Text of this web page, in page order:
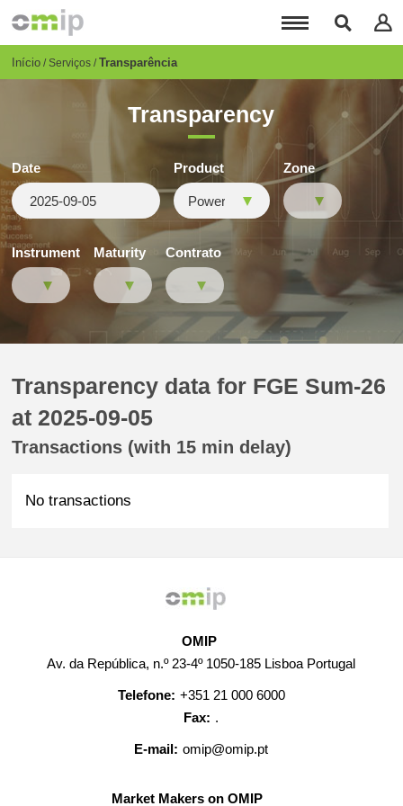
para
conteúdo
Breadcrumb
Início Serviços Transparência
Transparency
Date Product Zone
Instrument Maturity Contrato
Transparency data for FGE Sum-26
at 2025-09-05
Transactions (with 15 min delay)
No transactions
OMIP
Av. da República, n.º 23-4º 1050-185 Lisboa Portugal
Telefone: +351 21 000 6000
Fax: .
E-mail: omip@omip.pt
Market Makers on OMIP